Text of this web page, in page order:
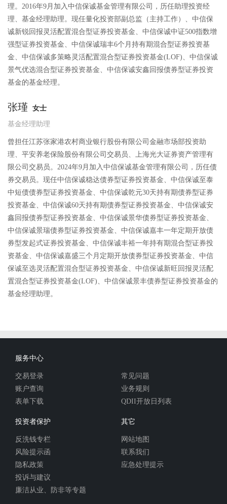
理。2016年9月加入中信保诚基金管理有限公司，历任助理投资经
理、基金经理助理。现任量化投资部副总监（主持工作）、中信保
诚新锐回报灵活配置混合型证券投资基金、中信保诚中证500指数增
强型证券投资基金、中信保诚瑞丰6个月持有期混合型证券投资基
金、中信保诚多策略灵活配置混合型证券投资基金(LOF)、中信保诚
景气优选混合型证券投资基金、中信保诚安鑫回报债券型证券投资
基金的基金经理。
张瑾 女士
基金经理助理
曾担任江苏张家港农村商业银行股份有限公司金融市场部投资助
理、平安养老保险股份有限公司交易员、上海光大证券资产管理有
限公司交易员。2024年9月加入中信保诚基金管理有限公司，历任债
券交易员。现任中信保诚稳达债券型证券投资基金、中信保诚至泰
中短债债券型证券投资基金、中信保诚乾元30天持有期债券型证券
投资基金、中信保诚60天持有期债券型证券投资基金、中信保诚安
鑫回报债券型证券投资基金、中信保诚景华债券型证券投资基金、
中信保诚景瑞债券型证券投资基金、中信保诚嘉丰一年定期开放债
券型发起式证券投资基金、中信保诚丰裕一年持有期混合型证券投
资基金、中信保诚嘉盛三个月定期开放债券型证券投资基金、中信
保诚至选灵活配置混合型证券投资基金、中信保诚新旺回报灵活配
置混合型证券投资基金(LOF)、中信保诚景丰债券型证券投资基金的
基金经理助理。
服务中心
交易登录
账户查询
表单下载
常见问题
业务规则
QDII开放日列表
投资者保护
反洗钱专栏
风险提示函
隐私政策
投诉与建议
廉洁从业、防非等专题
其它
网站地图
联系我们
应急处理提示